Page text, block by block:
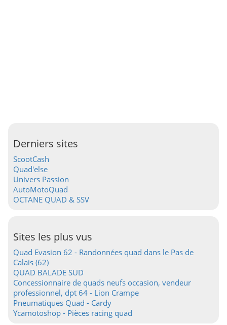
Derniers sites
ScootCash
Quad'else
Univers Passion
AutoMotoQuad
OCTANE QUAD & SSV
Sites les plus vus
Quad Evasion 62 - Randonnées quad dans le Pas de
Calais (62)
QUAD BALADE SUD
Concessionnaire de quads neufs occasion, vendeur
professionnel, dpt 64 - Lion Crampe
Pneumatiques Quad - Cardy
Ycamotoshop - Pièces racing quad